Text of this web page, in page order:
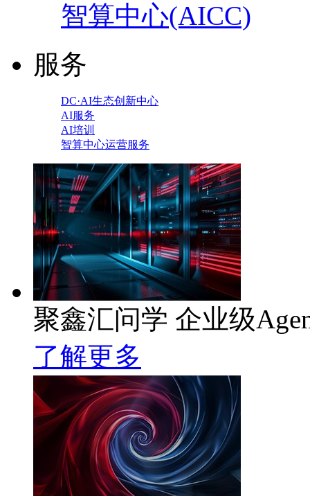
智算中心(AICC)
服务
DC·AI生态创新中心
AI服务
AI培训
智算中心运营服务
聚鑫汇问学 企业级
了解更多